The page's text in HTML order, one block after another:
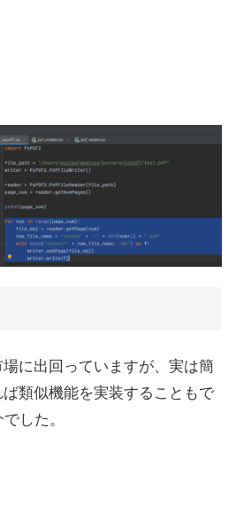
に出回っていますが、実は簡
類似機能を実装することもで
した。